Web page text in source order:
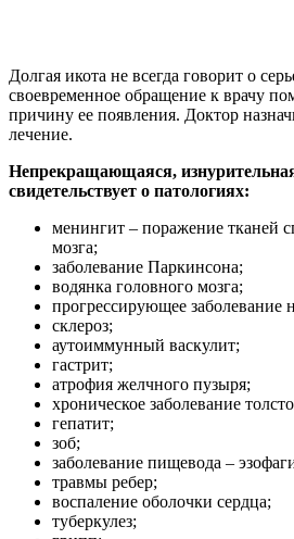
Долгая икота не всегда говорит о
своевременное обращение к врачу
причину ее появления. Доктор
лечение.
Непрекращающаяся,
свидетельствует о патологиях:
менингит – поражение тканей
мозга;
заболевание Паркинсона;
водянка головного мозга;
прогрессирующее заболевание
склероз;
аутоиммунный васкулит;
гастрит;
атрофия желчного пузыря;
хроническое заболевание
гепатит;
зоб;
заболевание пищевода –
травмы ребер;
воспаление оболочки сердца;
туберкулез;